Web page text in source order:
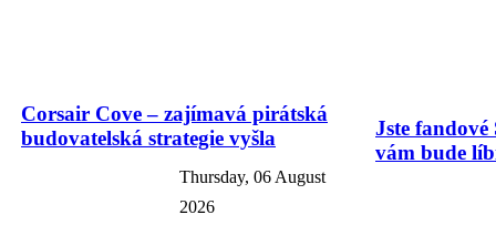
Corsair Cove – zajímavá pirátská
budovatelská strategie vyšla
Thursday, 06 August
2026
Jste
vám bude